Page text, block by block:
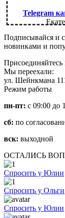
Telegram
Подписывайся и
новинками и
Присоединяйтесь
Мы переехали:
ул. Шейнкмана
Режим работы
пн-пт: с 09:00 до
сб: по
вск: выходной
ОСТАЛИСЬ
Спросить у Юлии
Спросить у Ольги
Спросить у Юлии